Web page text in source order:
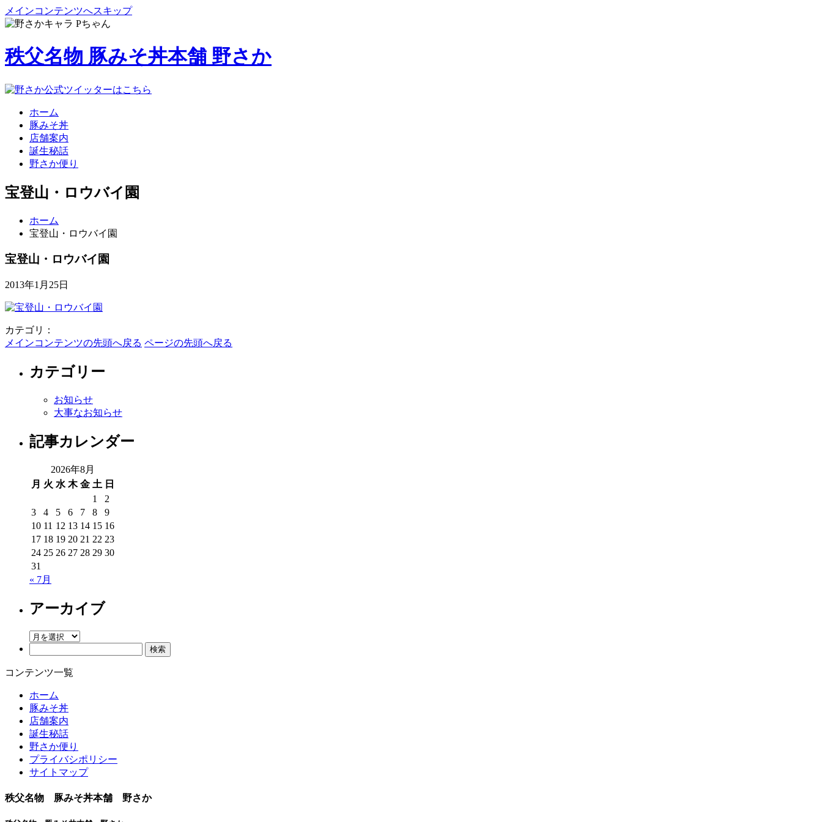
メインコンテンツへスキップ
秩父名物 豚みそ丼本舗 野さか
ホーム
豚みそ丼
店舗案内
誕生秘話
野さか便り
宝登山・ロウバイ園
ホーム
宝登山・ロウバイ園
宝登山・ロウバイ園
2013年1月25日
カテゴリ：
メインコンテンツの先頭へ戻る ページの先頭へ戻る
カテゴリー
お知らせ
大事なお知らせ
記事カレンダー
2026年8月
月 火 水 木 金 土 日
1
2
3
4 5 6 7 8
9
10 11 12 13 14 15 16
17 18 19 20 21 22 23
24 25 26 27 28 29 30
31
« 7月
アーカイブ
ア
イ
コンテンツ一覧
ホーム
豚みそ丼
店舗案内
誕生秘話
野さか便り
プライバシポリシー
サイトマップ
秩父名物 豚みそ丼本舗 野さか